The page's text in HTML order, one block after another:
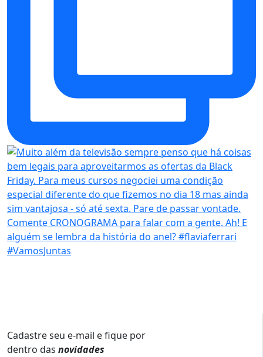
Cadastre seu e-mail e fique por
dentro das novidades